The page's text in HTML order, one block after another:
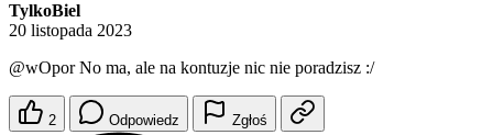
TylkoBiel
20 listopada 2023
@wOporNo ma, ale na kontuzje nic nie poradzisz :/
2 Odpowiedz Zgłoś